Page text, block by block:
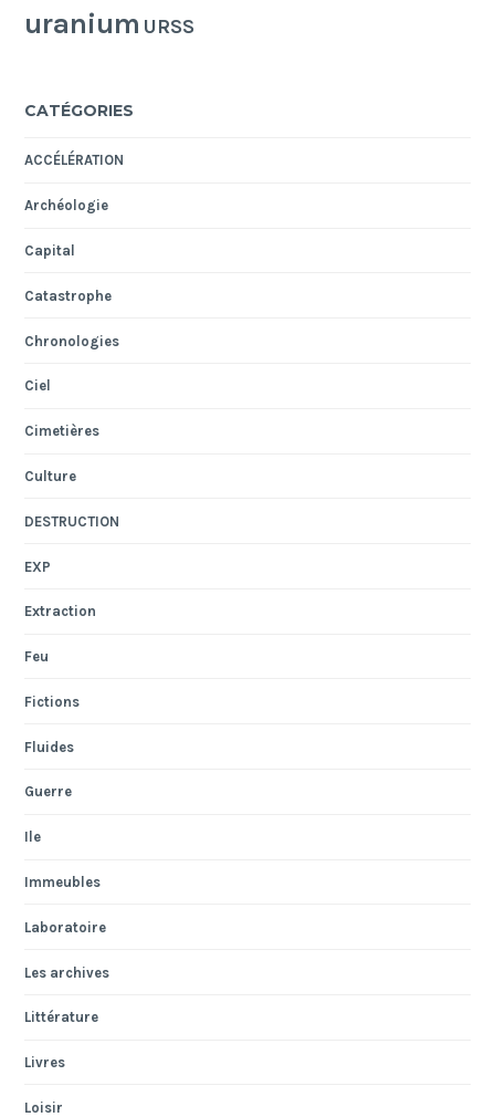
uranium URSS
CATÉGORIES
ACCÉLÉRATION
Archéologie
Capital
Catastrophe
Chronologies
Ciel
Cimetières
Culture
DESTRUCTION
EXP
Extraction
Feu
Fictions
Fluides
Guerre
Ile
Immeubles
Laboratoire
Les archives
Littérature
Livres
Loisir